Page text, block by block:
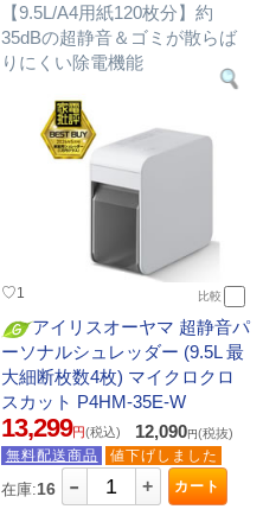
【9.5L/A4用紙120枚分】約
35dBの超静音＆ゴミが散らば
りにくい除電機能
♡1 比較
アイリスオーヤマ 超静音パ
ーソナルシュレッダー (9.5L 最
大細断枚数4枚) マイクロクロ
スカット P4HM-35E-W
13,299円(税込) 12,090円(税抜)
無料配送商品 値下げしました
在庫:16 - + カート